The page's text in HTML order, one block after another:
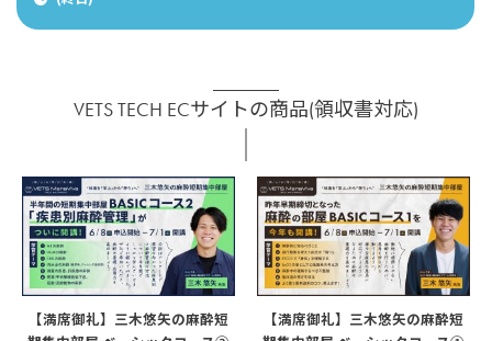
VETS TECH ECサイトの商品(領収書対応)
【満席御礼】三木悠矢の麻酔短
【満席御礼】三木悠矢の麻酔短